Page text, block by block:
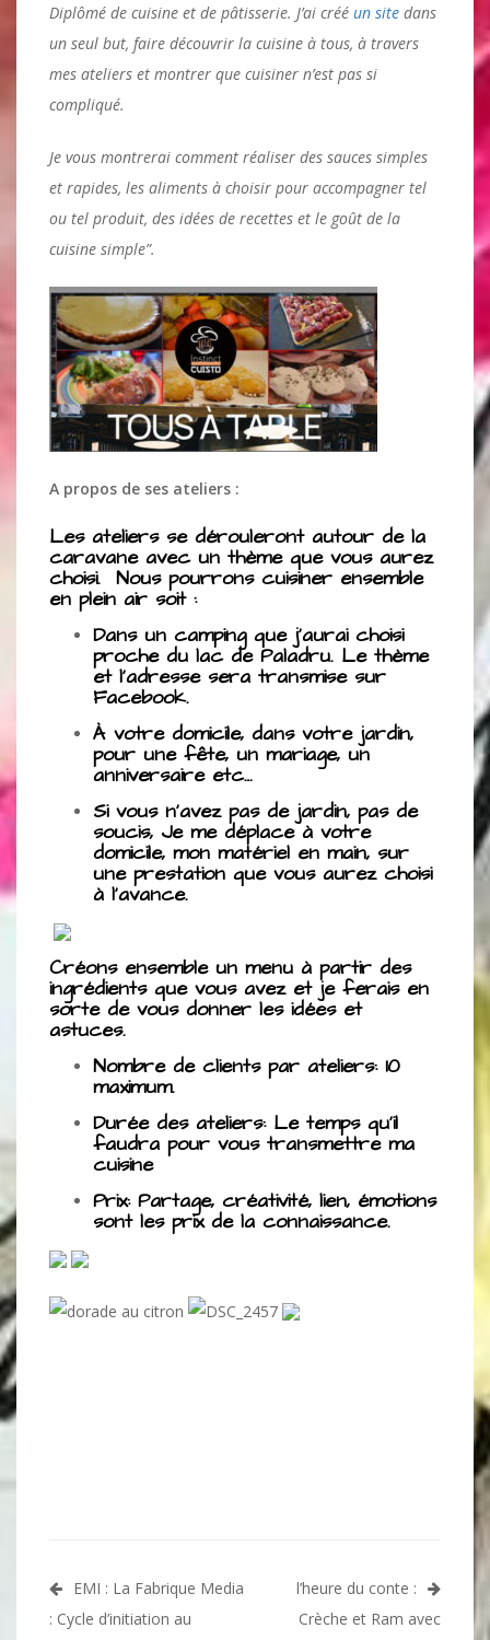
Diplômé de cuisine et de pâtisserie. J’ai créé un site dans
un seul but, faire découvrir la cuisine à tous, à travers
mes ateliers et montrer que cuisiner n’est pas si
compliqué.
Je vous montrerai comment réaliser des sauces simples
et rapides, les aliments à choisir pour accompagner tel
ou tel produit, des idées de recettes et le goût de la
cuisine simple”.
A propos de ses ateliers :
Les ateliers se dérouleront autour de la
caravane avec un thème que vous aurez
choisi. Nous pourrons cuisiner ensemble
en plein air soit :
Dans un camping que j’aurai choisi
proche du lac de Paladru. Le thème
et l’adresse sera transmise sur
Facebook.
À votre domicile, dans votre jardin,
pour une fête, un mariage, un
anniversaire etc…
Si vous n’avez pas de jardin, pas de
soucis, Je me déplace à votre
domicile, mon matériel en main, sur
une prestation que vous aurez choisi
à l’avance.
Créons ensemble un menu à partir des
ingrédients que vous avez et je ferais en
sorte de vous donner les idées et
astuces.
Nombre de clients par ateliers: 10
maximum.
Durée des ateliers: Le temps qu’il
faudra pour vous transmettre ma
cuisine
Prix: Partage, créativité, lien, émotions
sont les prix de la connaissance.
Navigation
de
EMI : La Fabrique Media
: Cycle d’initiation au
l’heure du conte :
Crèche et Ram avec